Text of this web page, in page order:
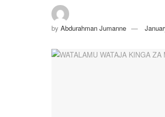
by Abdurahman Jumanne